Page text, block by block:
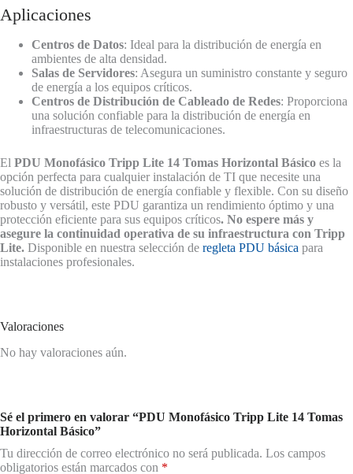
Aplicaciones
Centros de Datos: Ideal para la distribución de energía en
ambientes de alta densidad.
Salas de Servidores: Asegura un suministro constante y seguro
de energía a los equipos críticos.
Centros de Distribución de Cableado de Redes: Proporciona
una solución confiable para la distribución de energía en
infraestructuras de telecomunicaciones.
El PDU Monofásico Tripp Lite 14 Tomas Horizontal Básico es la
opción perfecta para cualquier instalación de TI que necesite una
solución de distribución de energía confiable y flexible. Con su diseño
robusto y versátil, este PDU garantiza un rendimiento óptimo y una
protección eficiente para sus equipos críticos. No espere más y
asegure la continuidad operativa de su infraestructura con Tripp
Lite. Disponible en nuestra selección de regleta PDU básica para
instalaciones profesionales.
Valoraciones
No hay valoraciones aún.
Sé el primero en valorar “PDU Monofásico Tripp Lite 14 Tomas
Horizontal Básico”
Tu dirección de correo electrónico no será publicada. Los campos
obligatorios están marcados con *